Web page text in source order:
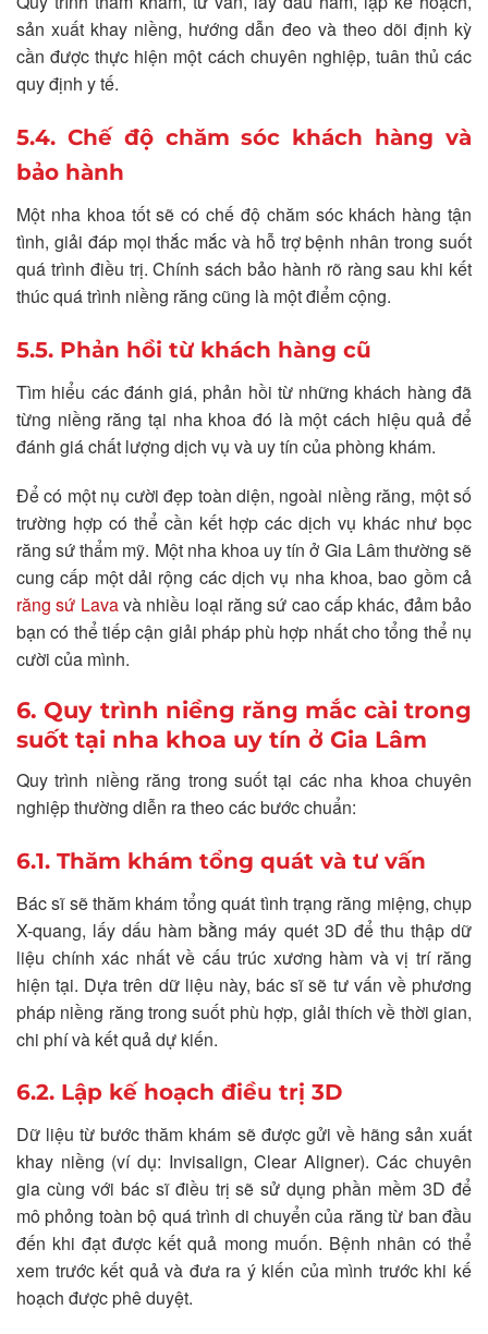
sản xuất khay niềng, hướng dẫn đeo và theo dõi định kỳ
cần được thực hiện một cách chuyên nghiệp, tuân thủ các
quy định y tế.
5.4. Chế độ chăm sóc khách hàng và
bảo hành
Một nha khoa tốt sẽ có chế độ chăm sóc khách hàng tận
tình, giải đáp mọi thắc mắc và hỗ trợ bệnh nhân trong suốt
quá trình điều trị. Chính sách bảo hành rõ ràng sau khi kết
thúc quá trình niềng răng cũng là một điểm cộng.
5.5. Phản hồi từ khách hàng cũ
Tìm hiểu các đánh giá, phản hồi từ những khách hàng đã
từng niềng răng tại nha khoa đó là một cách hiệu quả để
đánh giá chất lượng dịch vụ và uy tín của phòng khám.
Để có một nụ cười đẹp toàn diện, ngoài niềng răng, một số
trường hợp có thể cần kết hợp các dịch vụ khác như bọc
răng sứ thẩm mỹ. Một nha khoa uy tín ở Gia Lâm thường sẽ
cung cấp một dải rộng các dịch vụ nha khoa, bao gồm cả
răng sứ Lavavà nhiều loại răng sứ cao cấp khác, đảm bảo
bạn có thể tiếp cận giải pháp phù hợp nhất cho tổng thể nụ
cười của mình.
6. Quy trình niềng răng mắc cài trong
suốt tại nha khoa uy tín ở Gia Lâm
Quy trình niềng răng trong suốt tại các nha khoa chuyên
nghiệp thường diễn ra theo các bước chuẩn:
6.1. Thăm khám tổng quát và tư vấn
Bác sĩ sẽ thăm khám tổng quát tình trạng răng miệng, chụp
X-quang, lấy dấu hàm bằng máy quét 3D để thu thập dữ
liệu chính xác nhất về cấu trúc xương hàm và vị trí răng
hiện tại. Dựa trên dữ liệu này, bác sĩ sẽ tư vấn về phương
pháp niềng răng trong suốt phù hợp, giải thích về thời gian,
chi phí và kết quả dự kiến.
6.2. Lập kế hoạch điều trị 3D
Dữ liệu từ bước thăm khám sẽ được gửi về hãng sản xuất
khay niềng (ví dụ: Invisalign, Clear Aligner). Các chuyên
gia cùng với bác sĩ điều trị sẽ sử dụng phần mềm 3D để
mô phỏng toàn bộ quá trình di chuyển của răng từ ban đầu
đến khi đạt được kết quả mong muốn. Bệnh nhân có thể
xem trước kết quả và đưa ra ý kiến của mình trước khi kế
hoạch được phê duyệt.